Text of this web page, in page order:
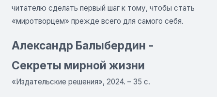
читателю сделать первый шаг к тому, чтобы стать
«миротворцем» прежде всего для самого себя.
Александр Балыбердин -
Секреты мирной жизни
«Издательские решения», 2024. – 35 с.